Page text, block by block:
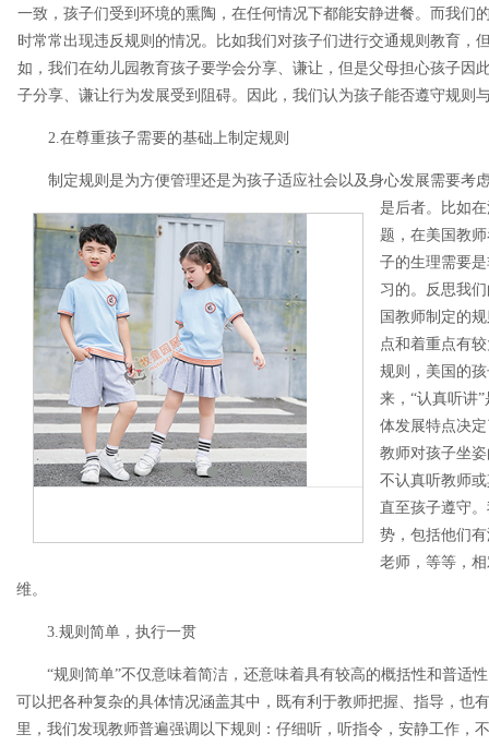
一致，孩子们受到环境的熏陶，在任何情况下都能安静进餐。而我们
时常常出现违反规则的情况。比如我们对孩子们进行交通规则教育，
如，我们在幼儿园教育孩子要学会分享、谦让，但是父母担心孩子因
子分享、谦让行为发展受到阻碍。因此，我们认为孩子能否遵守规则
2.在尊重孩子需要的基础上制定规则
制定规则是为方便管理还是为孩子适应社会以及身心发展需要考
是后者。比如
题，在美国教
子的生理需要
习的。反思我
国教师制定的
点和着重点有
规则，美国的
来，“认真听讲
体发展特点决
教师对孩子坐
不认真听教师
直至孩子遵守
势，包括他们
老师，等等，
维。
3.规则简单，执行一贯
“规则简单”不仅意味着简洁，还意味着具有较高的概括性和普适
可以把各种复杂的具体情况涵盖其中，既有利于教师把握、指导，也
里，我们发现教师普遍强调以下规则：仔细听，听指令，安静工作，